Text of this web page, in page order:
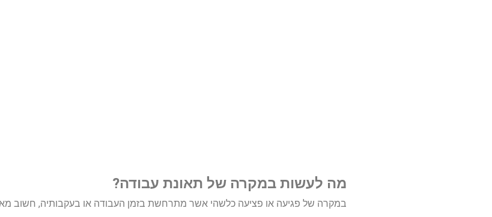
מה לעשות במקרה של תאונת עבודה?
במקרה של פגיעה או פציעה כלשהי אשר מתרחשת בזמן העבודה או בעקבותיה, חשוב